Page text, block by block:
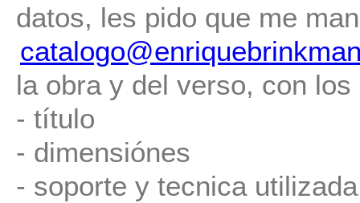
datos, les pido que me
la obra y del verso, con
- título
- dimensiónes
- soporte y tecnica